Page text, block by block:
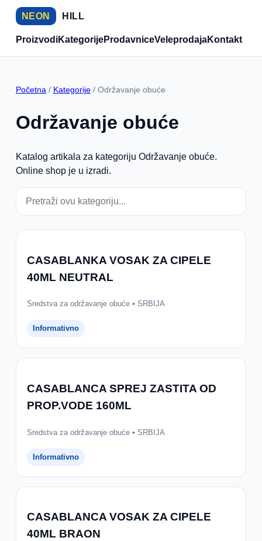
NEON HILL
ProizvodiKategorijeProdavniceVeleprodajaKontakt
Početna / Kategorije/ Održavanje obuće
Održavanje obuće
Katalog artikala za kategoriju Održavanje obuće.
Online shop je u izradi.
CASABLANKA VOSAK ZA CIPELE
40ML NEUTRAL
Sredstva za održavanje obuće • SRBIJA
Informativno
CASABLANCA SPREJ ZASTITA OD
PROP.VODE 160ML
Sredstva za održavanje obuće • SRBIJA
Informativno
CASABLANCA VOSAK ZA CIPELE
40ML BRAON